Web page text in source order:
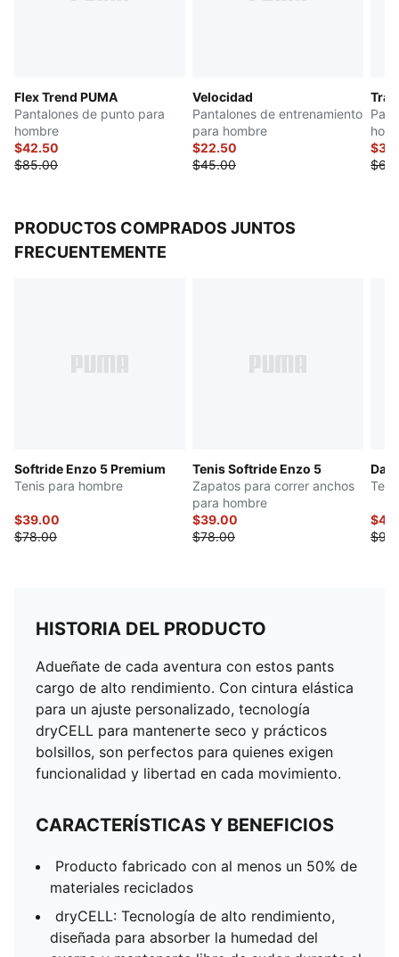
Flex Trend PUMA
Pantalones de punto para
hombre
$42.50
$85.00
Velocidad
Pantalones de entrenamiento
para hombre
$22.50
$45.00
PRODUCTOS COMPRADOS JUNTOS
FRECUENTEMENTE
Softride Enzo 5 Premium
Tenis para hombre
$39.00
$78.00
Tenis Softride Enzo 5
Zapatos para correr anchos
para hombre
$39.00
$78.00
HISTORIA DEL PRODUCTO
Adueñate de cada aventura con estos pants
cargo de alto rendimiento. Con cintura elástica
para un ajuste personalizado, tecnología
dryCELL para mantenerte seco y prácticos
bolsillos, son perfectos para quienes exigen
funcionalidad y libertad en cada movimiento.
CARACTERÍSTICAS Y BENEFICIOS
Producto fabricado con al menos un 50% de
materiales reciclados
dryCELL: Tecnología de alto rendimiento,
diseñada para absorber la humedad del